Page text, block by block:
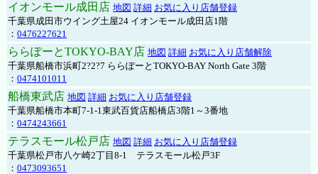
イオンモール成田店 地図 詳細 お気に入り店舗登録
千葉県成田市ウイング土屋24 イオンモール成田店1階
： 0476227621
ららぽーとTOKYO-BAY店 地図 詳細 お気に入り店舗解除
千葉県船橋市浜町2?2?7 ららぽーとTOKYO-BAY North Gate 3階
： 0474101011
船橋東武店 地図 詳細 お気に入り店舗登録
千葉県船橋市本町7-1-1東武百貨店船橋店3階1～3番地
： 0474243661
テラスモール松戸店 地図 詳細 お気に入り店舗登録
千葉県松戸市八ケ崎2丁目8-1 テラスモール松戸3F
： 0473093651